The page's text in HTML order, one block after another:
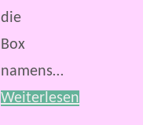
die
Box
namens…
Weiterlesen